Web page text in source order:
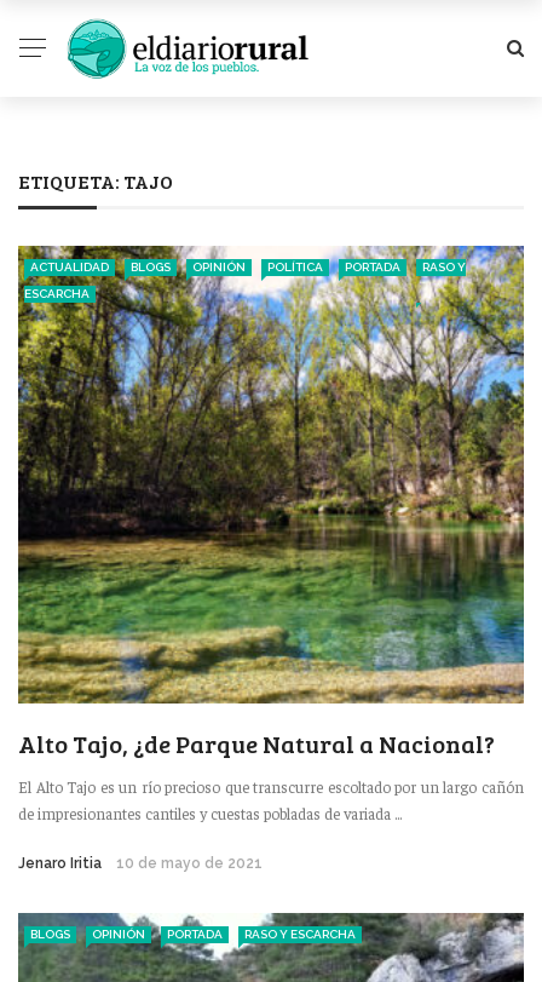
ETIQUETA: TAJO
ACTUALIDAD BLOGS OPINIÓN POLÍTICA PORTADA
RASO Y
ESCARCHA
Alto Tajo, ¿de Parque Natural a Nacional?
El Alto Tajo es un río precioso que transcurre escoltado por un largo cañón
de impresionantes cantiles y cuestas pobladas de variada ...
Jenaro Iritia 10 de mayo de 2021
BLOGS OPINIÓN PORTADA RASO Y ESCARCHA